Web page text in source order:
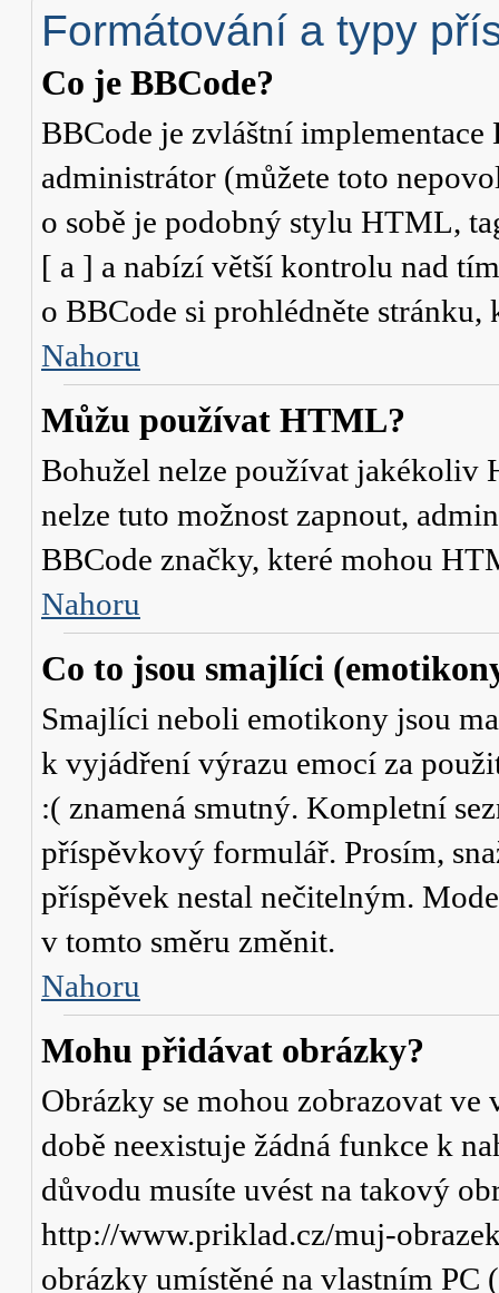
Formátování a typy
Co je BBCode?
BBCode je zvláštní
administrátor (můžete toto
o sobě je podobný stylu HTML,
[ a ] a nabízí větší kontrolu nad
o BBCode si prohlédněte
Nahoru
Můžu používat HTML?
Bohužel nelze používat jakékoliv
nelze tuto možnost zapnout,
BBCode značky, které mohou
Nahoru
Co to jsou smajlíci
Smajlíci neboli emotikony jsou
k vyjádření výrazu emocí za
:( znamená smutný. Kompletní
příspěvkový formulář. Prosím,
příspěvek nestal nečitelným.
v tomto směru změnit.
Nahoru
Mohu přidávat obrázky?
Obrázky se mohou zobrazovat
době neexistuje žádná funkce k
důvodu musíte uvést na takový
http://www.priklad.cz/muj-
obrázky umístěné na vlastním PC